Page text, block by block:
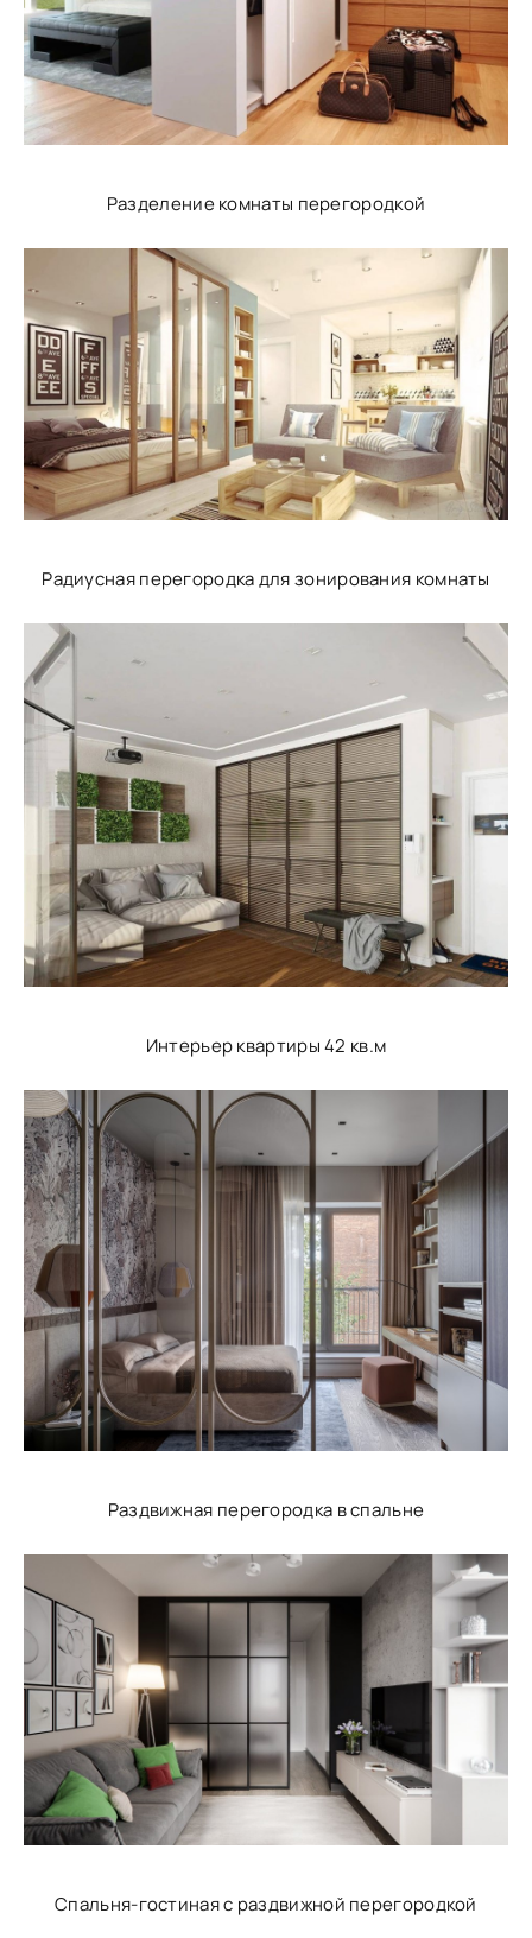
Разделение комнаты перегородкой
Радиусная перегородка для зонирования комнаты
Интерьер квартиры 42 кв.м
Раздвижная перегородка в спальне
Спальня-гостиная с раздвижной перегородкой